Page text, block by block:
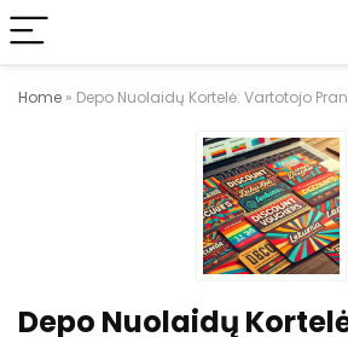
Home » Depo Nuolaidų Kortelė: Vartotojo
Depo Nuolaidų